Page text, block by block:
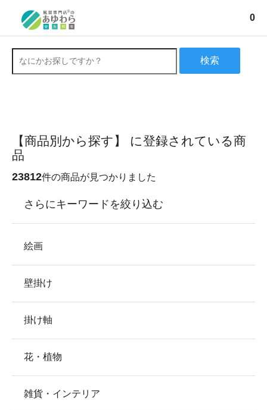
0
検索
【商品別から探す】 に登録されている商
品
23812件の商品が見つかりました
さらにキーワードを絞り込む
絵画
壁掛け
掛け軸
花・植物
雑貨・インテリア